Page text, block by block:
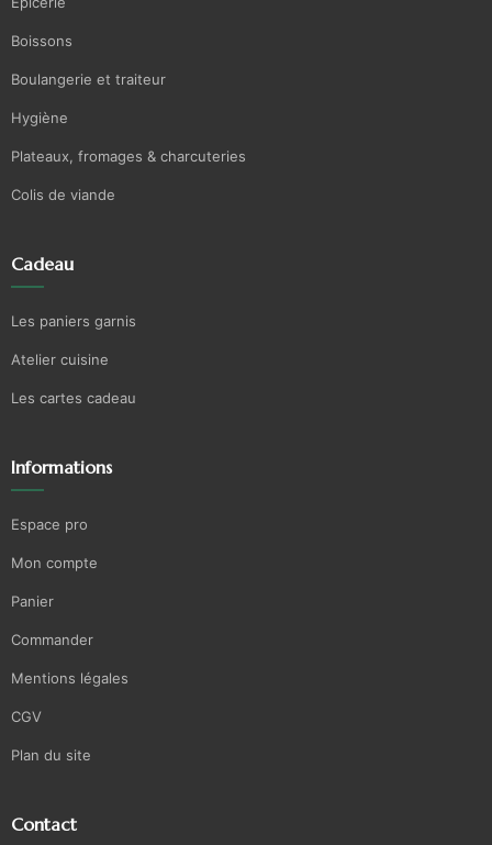
Boissons
Boulangerie et traiteur
Hygiène
Plateaux, fromages & charcuteries
Colis de viande
Cadeau
Les paniers garnis
Atelier cuisine
Les cartes cadeau
Informations
Espace pro
Mon compte
Panier
Commander
Mentions légales
CGV
Plan du site
Contact